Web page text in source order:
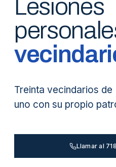
Lesiones
Treinta vecindarios
uno con su propio
Llamar al